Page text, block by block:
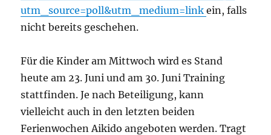
utm_source=poll&utm_medium=linkein, falls
nicht bereits geschehen.
Für die Kinder am Mittwoch wird es Stand
heute am 23. Juni und am 30. Juni Training
stattfinden. Je nach Beteiligung, kann
vielleicht auch in den letzten beiden
Ferienwochen Aikido angeboten werden. Tragt